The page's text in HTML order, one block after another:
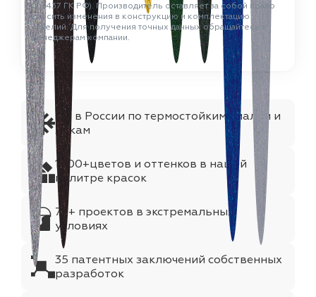
(ст. 437 ГК РФ). Производитель оставляет за собой право
вносить изменения в конструкцию и комплектацию
изделий. Для получения точных данных обращайтесь к
менеджерам компании.
№1 в России по термостойким эмалям и
лакам
1000+цветов и оттенков в нашей
палитре красок
75+ проектов в экстремальных
условиях
35 патентных заключений собственных
разработок